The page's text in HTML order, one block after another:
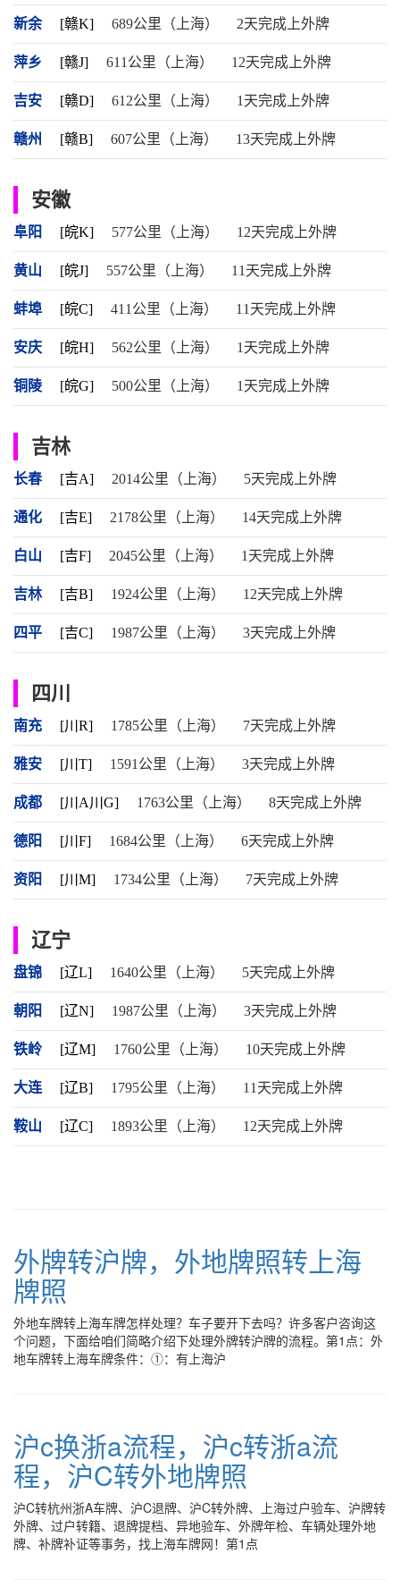
新余 [赣K] 689公里（上海） 2天完成上外牌
萍乡 [赣J] 611公里（上海） 12天完成上外牌
吉安 [赣D] 612公里（上海） 1天完成上外牌
赣州 [赣B] 607公里（上海） 13天完成上外牌
安徽
阜阳 [皖K] 577公里（上海） 12天完成上外牌
黄山 [皖J] 557公里（上海） 11天完成上外牌
蚌埠 [皖C] 411公里（上海） 11天完成上外牌
安庆 [皖H] 562公里（上海） 1天完成上外牌
铜陵 [皖G] 500公里（上海） 1天完成上外牌
吉林
长春 [吉A] 2014公里（上海） 5天完成上外牌
通化 [吉E] 2178公里（上海） 14天完成上外牌
白山 [吉F] 2045公里（上海） 1天完成上外牌
吉林 [吉B] 1924公里（上海） 12天完成上外牌
四平 [吉C] 1987公里（上海） 3天完成上外牌
四川
南充 [川R] 1785公里（上海） 7天完成上外牌
雅安 [川T] 1591公里（上海） 3天完成上外牌
成都 [川A川G] 1763公里（上海） 8天完成上外牌
德阳 [川F] 1684公里（上海） 6天完成上外牌
资阳 [川M] 1734公里（上海） 7天完成上外牌
辽宁
盘锦 [辽L] 1640公里（上海） 5天完成上外牌
朝阳 [辽N] 1987公里（上海） 3天完成上外牌
铁岭 [辽M] 1760公里（上海） 10天完成上外牌
大连 [辽B] 1795公里（上海） 11天完成上外牌
鞍山 [辽C] 1893公里（上海） 12天完成上外牌
外牌转沪牌，外地牌照转上海
牌照
外地车牌转上海车牌怎样处理？车子要开下去吗？许多客户咨询这
个问题，下面给咱们简略介绍下处理外牌转沪牌的流程。第1点：外
地车牌转上海车牌条件：①：有上海沪
沪c换浙a流程，沪c转浙a流
程，沪C转外地牌照
沪C转杭州浙A车牌、沪C退牌、沪C转外牌、上海过户验车、沪牌转
外牌、过户转籍、退牌提档、异地验车、外牌年检、车辆处理外地
牌、补牌补证等事务，找上海车牌网！第1点